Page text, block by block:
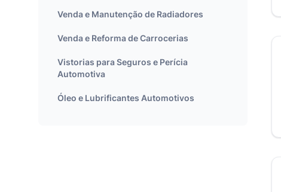
Venda e Manutenção de Radiadores
Venda e Reforma de Carrocerias
Vistorias para Seguros e Perícia
Automotiva
Óleo e Lubrificantes Automotivos